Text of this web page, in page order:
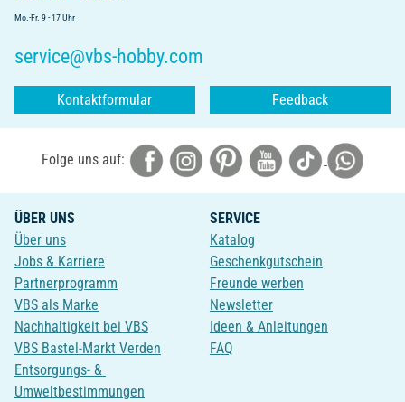
Mo.-Fr. 9 - 17 Uhr
service@vbs-hobby.com
Kontaktformular Feedback
Folge uns auf:
ÜBER UNS
Über uns
Jobs & Karriere
Partnerprogramm
VBS als Marke
Nachhaltigkeit bei VBS
VBS Bastel-Markt Verden
Entsorgungs- &
Umweltbestimmungen
SERVICE
Katalog
Geschenkgutschein
Freunde werben
Newsletter
Ideen & Anleitungen
FAQ